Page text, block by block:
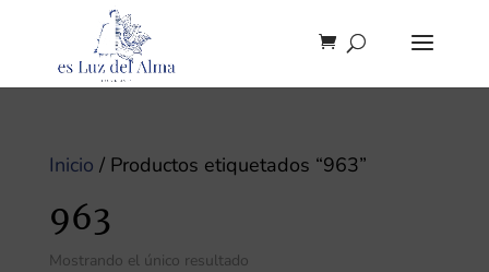
Inicio / Productos etiquetados “963”
963
Mostrando el único resultado